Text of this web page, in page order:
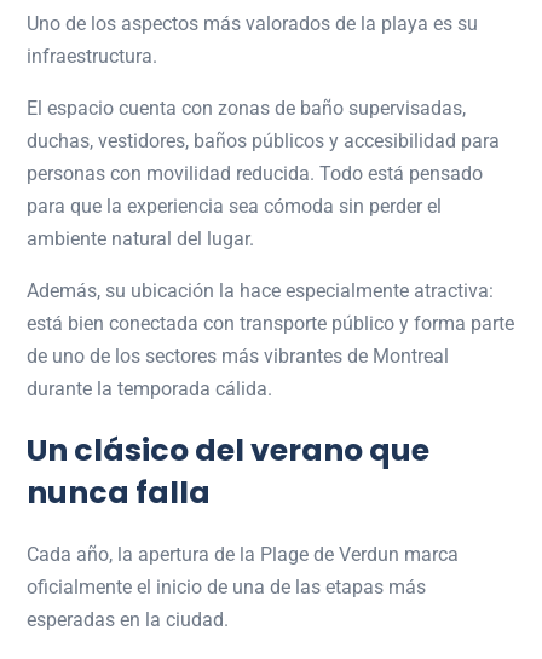
Uno de los aspectos más valorados de la playa es su
infraestructura.
El espacio cuenta con zonas de baño supervisadas,
duchas, vestidores, baños públicos y accesibilidad para
personas con movilidad reducida. Todo está pensado
para que la experiencia sea cómoda sin perder el
ambiente natural del lugar.
Además, su ubicación la hace especialmente atractiva:
está bien conectada con transporte público y forma parte
de uno de los sectores más vibrantes de Montreal
durante la temporada cálida.
Un clásico del verano que
nunca falla
Cada año, la apertura de la Plage de Verdun marca
oficialmente el inicio de una de las etapas más
esperadas en la ciudad.